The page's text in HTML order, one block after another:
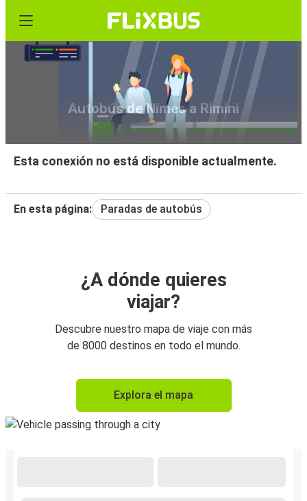
Autobús de Nîmes a Rimini
Esta conexión no está disponible actualmente.
En esta página: Paradas de autobús
¿A dónde quieres
viajar?
Descubre nuestro mapa de viaje con más
de 8000 destinos en todo el mundo.
Explora el mapa